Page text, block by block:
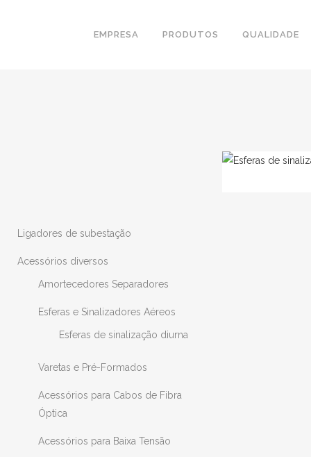
EMPRESA PRODUTOS QUALIDADE
Ligadores de subestação
Acessórios diversos
Amortecedores Separadores
Esferas e Sinalizadores Aéreos
Esferas de sinalização diurna
Varetas e Pré-Formados
Acessórios para Cabos de Fibra
Óptica
Acessórios para Baixa Tensão